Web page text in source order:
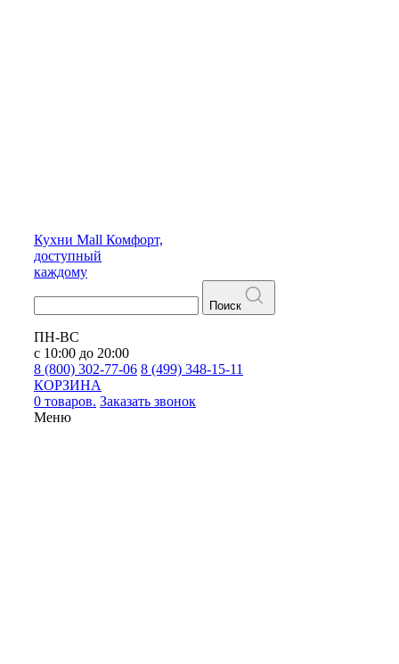
Кухни Mall Комфорт,
доступный
каждому
Поиск
ПН-ВС
с 10:00 до 20:00
8 (800) 302-77-06 8 (499) 348-15-11
КОРЗИНА
0 товаров. Заказать звонок
Меню